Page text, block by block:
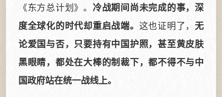
《东方总计划》。 冷战期间尚未完成的事，深
度全球化的时代却重启战端。 这也证明了， 无
论爱国与否，只要持有中国护照，甚至黄皮肤
黑眼睛，都处在大棒的制裁下，都不得不与中
国政府站在统一战线上。